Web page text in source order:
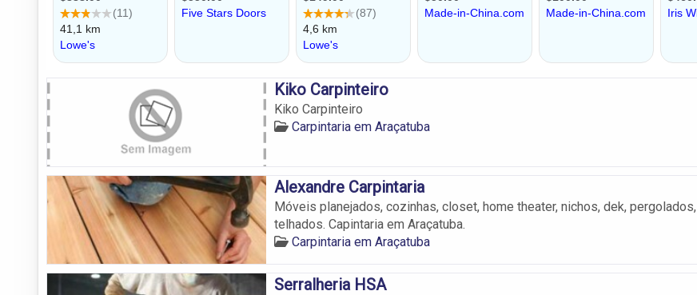
Kiko Carpinteiro
Kiko Carpinteiro
Carpintaria em Araçatuba
Alexandre Carpintaria
Móveis planejados, cozinhas, closet, home theater, nichos, dek, pergolados,
telhados. Capintaria em Araçatuba.
Carpintaria em Araçatuba
Serralheria HSA